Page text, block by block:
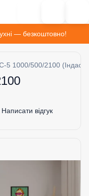
— безкоштовно!
1000/500/2100
Написати відгук